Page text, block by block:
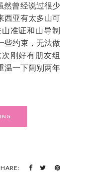
然曾经说过很少
西亚有太多山可
准证和山导制
些约束，无法做
刚好有朋友组
温一下阔别两年